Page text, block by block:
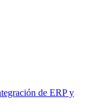
de ERP y